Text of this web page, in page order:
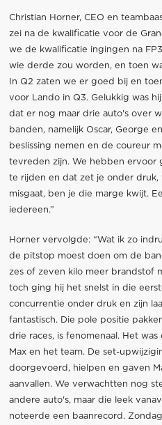
Christian Horner, CEO en
zei na de kwalificatie voor de
we de kwalificatie ingingen na
wie derde zou worden, en toen
In Q2 zaten we er goed bij en
voor Lando in Q3. Gelukkig was
dat er nog maar drie auto's over
banden, namelijk Oscar, George
​​beslissing nemen en de coureur
tevreden zijn. We hebben ervoor
te rijden en dat zet je onder druk,
misgaat, ben je die marge kwijt.
iedereen.”
Horner vervolgde: “Wat ik zo
de pitstop moest doen om de
zes of zeven kilo meer brandstof
toch ging hij het snelst in die
concurrentie onder druk en zijn
fantastisch. Die pole positie
drie races, is fenomenaal. Het
Max en het team. De set-
doorgevoerd, hielpen en gaven
aanvallen. We verwachtten nog
andere auto's, maar die leek
noteerde een baanrecord.